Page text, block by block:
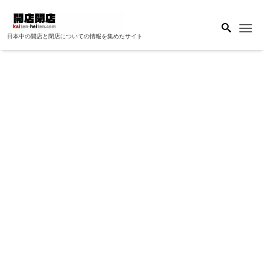
日本中の開店と閉店についての情報を集めたサイト